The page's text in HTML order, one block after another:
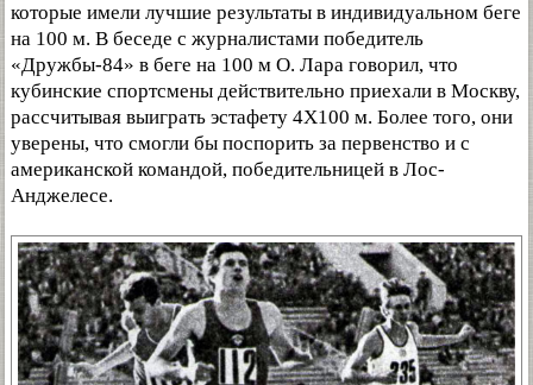
которые имели лучшие результаты в индивидуальном беге
на 100 м. В беседе с журналистами победитель
«Дружбы-84» в беге на 100 м О. Лара говорил, что
кубинские спортсмены действительно приехали в Москву,
рассчитывая выиграть эстафету 4Х100 м. Более того, они
уверены, что смогли бы поспорить за первенство и с
американской командой, победительницей в Лос-
Анджелесе.